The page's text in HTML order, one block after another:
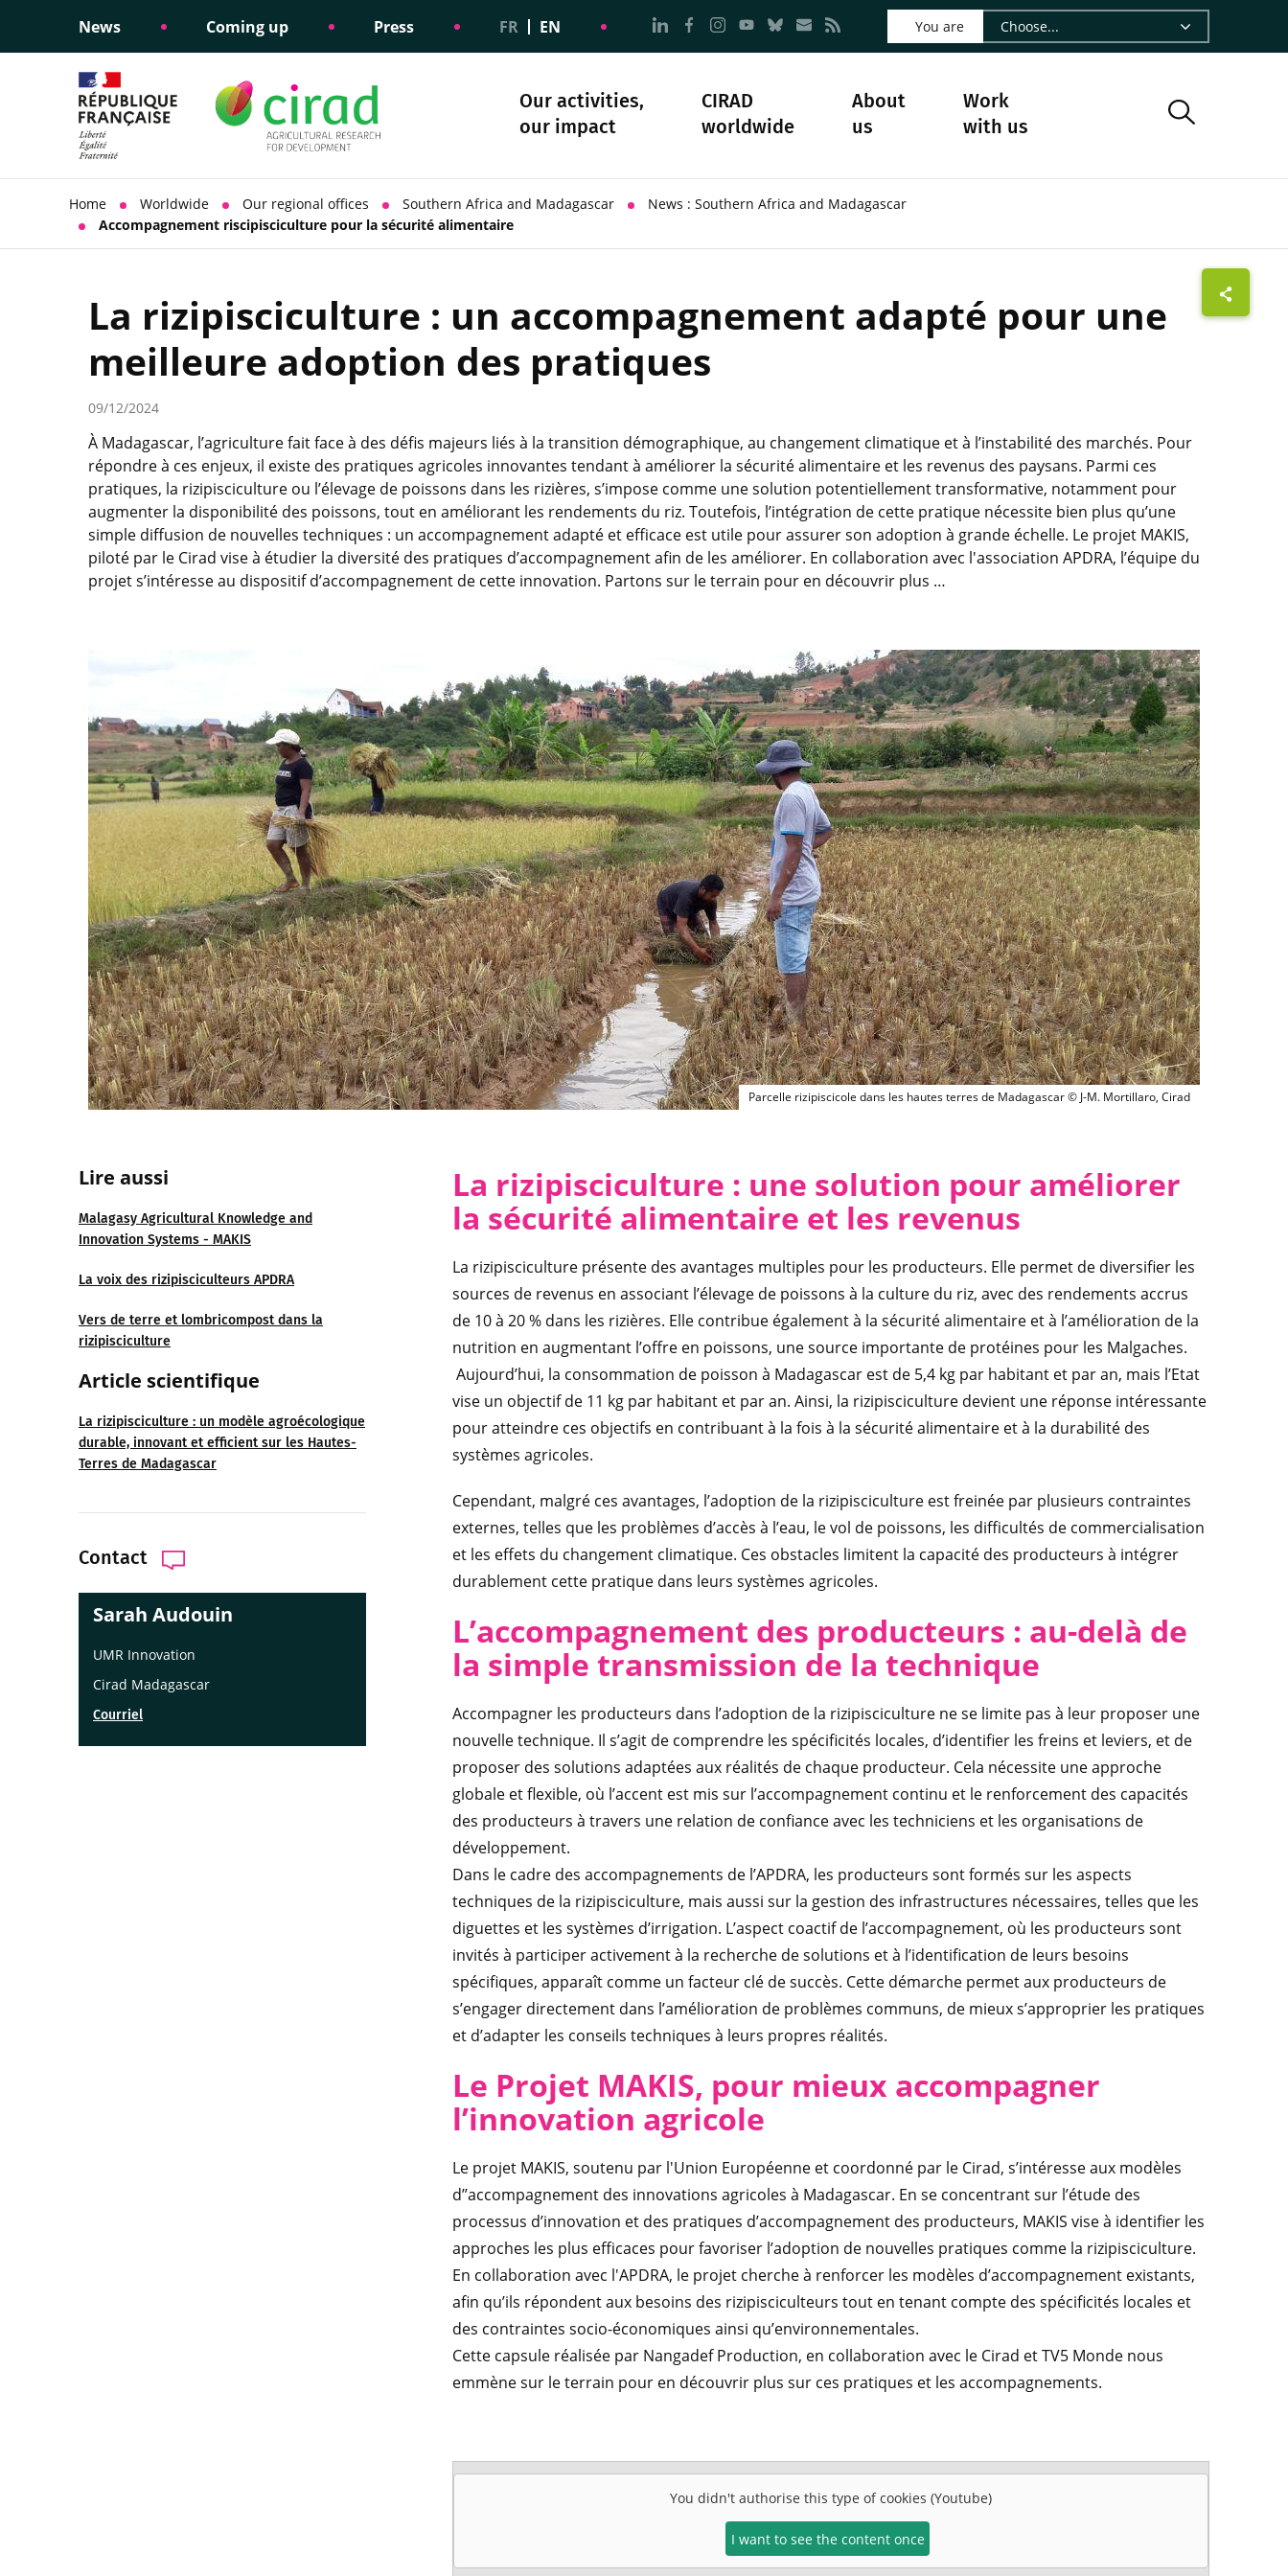
News Coming up Press FR EN Go to page Follow us on LinkedIn - CIRAD
Go to page Follow us on Facebook - CIRAD
Go to page Follow us on Instagram - CIRAD
Go to page Follow us on Youtube - CIRAD
Go to page Follow us on Bluesky - CIRAD
Go to page Contact us - CIRAD
Go to page RSS - CIRAD
You are
Our activities,
our impact
Informing public policy
Science diplomacy
support
CIRAD
worldwide
About
us
Ethical commitments
Social responsibility
policy
Science and society Our history
Work
with us
Home Worldwide Our regional offices Southern Africa and Madagascar
News : Southern Africa and Madagascar
Accompagnement riscipisciculture pour la sécurité alimentaire
La rizipisciculture : un accompagnement adapté pour une
meilleure adoption des pratiques
09/12/2024
À Madagascar, l’agriculture fait face à des défis majeurs liés à la transition démographique, au changement climatique et à l’instabilité des marchés. Pour
répondre à ces enjeux, il existe des pratiques agricoles innovantes tendant à améliorer la sécurité alimentaire et les revenus des paysans. Parmi ces
pratiques, la rizipisciculture ou l’élevage de poissons dans les rizières, s’impose comme une solution potentiellement transformative, notamment pour
augmenter la disponibilité des poissons, tout en améliorant les rendements du riz. Toutefois, l’intégration de cette pratique nécessite bien plus qu’une
simple diffusion de nouvelles techniques : un accompagnement adapté et efficace est utile pour assurer son adoption à grande échelle. Le projet MAKIS,
piloté par le Cirad vise à étudier la diversité des pratiques d’accompagnement afin de les améliorer. En collaboration avec l'association APDRA, l’équipe du
projet s’intéresse au dispositif d’accompagnement de cette innovation. Partons sur le terrain pour en découvrir plus …
Parcelle rizipiscicole dans les hautes terres de Madagascar © J-M. Mortillaro, Cirad
Lire aussi
Malagasy Agricultural Knowledge and
Innovation Systems - MAKIS
La voix des rizipisciculteurs APDRA
Vers de terre et lombricompost dans la
rizipisciculture
Article scientifique
La rizipisciculture : un modèle agroécologique
durable, innovant et efficient sur les Hautes-
Terres de Madagascar
Contact
Sarah Audouin
UMR Innovation
Cirad Madagascar
Courriel
La rizipisciculture : une solution pour améliorer
la sécurité alimentaire et les revenus
La rizipisciculture présente des avantages multiples pour les producteurs. Elle permet de diversifier les
sources de revenus en associant l’élevage de poissons à la culture du riz, avec des rendements accrus
de 10 à 20 % dans les rizières. Elle contribue également à la sécurité alimentaire et à l’amélioration de la
nutrition en augmentant l’offre en poissons, une source importante de protéines pour les Malgaches.
Aujourd’hui, la consommation de poisson à Madagascar est de 5,4 kg par habitant et par an, mais l’Etat
vise un objectif de 11 kg par habitant et par an. Ainsi, la rizipisciculture devient une réponse intéressante
pour atteindre ces objectifs en contribuant à la fois à la sécurité alimentaire et à la durabilité des
systèmes agricoles.
Cependant, malgré ces avantages, l’adoption de la rizipisciculture est freinée par plusieurs contraintes
externes, telles que les problèmes d’accès à l’eau, le vol de poissons, les difficultés de commercialisation
et les effets du changement climatique. Ces obstacles limitent la capacité des producteurs à intégrer
durablement cette pratique dans leurs systèmes agricoles.
L’accompagnement des producteurs : au-delà de
la simple transmission de la technique
Accompagner les producteurs dans l’adoption de la rizipisciculture ne se limite pas à leur proposer une
nouvelle technique. Il s’agit de comprendre les spécificités locales, d’identifier les freins et leviers, et de
proposer des solutions adaptées aux réalités de chaque producteur. Cela nécessite une approche
globale et flexible, où l’accent est mis sur l’accompagnement continu et le renforcement des capacités
des producteurs à travers une relation de confiance avec les techniciens et les organisations de
développement.
Dans le cadre des accompagnements de l’APDRA, les producteurs sont formés sur les aspects
techniques de la rizipisciculture, mais aussi sur la gestion des infrastructures nécessaires, telles que les
diguettes et les systèmes d’irrigation. L’aspect coactif de l’accompagnement, où les producteurs sont
invités à participer activement à la recherche de solutions et à l’identification de leurs besoins
spécifiques, apparaît comme un facteur clé de succès. Cette démarche permet aux producteurs de
s’engager directement dans l’amélioration de problèmes communs, de mieux s’approprier les pratiques
et d’adapter les conseils techniques à leurs propres réalités.
Le Projet MAKIS, pour mieux accompagner
l’innovation agricole
Le projet MAKIS, soutenu par l'Union Européenne et coordonné par le Cirad, s’intéresse aux modèles
d’’accompagnement des innovations agricoles à Madagascar. En se concentrant sur l’étude des
processus d’innovation et des pratiques d’accompagnement des producteurs, MAKIS vise à identifier les
approches les plus efficaces pour favoriser l’adoption de nouvelles pratiques comme la rizipisciculture.
En collaboration avec l'APDRA, le projet cherche à renforcer les modèles d’accompagnement existants,
afin qu’ils répondent aux besoins des rizipisciculteurs tout en tenant compte des spécificités locales et
des contraintes socio-économiques ainsi qu’environnementales.
Cette capsule réalisée par Nangadef Production, en collaboration avec le Cirad et TV5 Monde nous
emmène sur le terrain pour en découvrir plus sur ces pratiques et les accompagnements.
You didn't authorise this type of cookies (Youtube)
I want to see the content once